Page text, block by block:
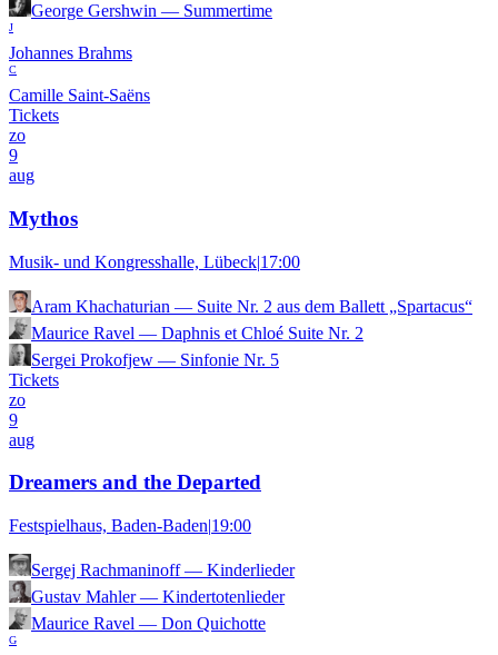
George Gershwin — Summertime
J
Johannes Brahms
C
Camille Saint-Saëns
Tickets
zo
9
aug
Mythos
Musik- und Kongresshalle, Lübeck|17:00
Aram Khachaturian — Suite Nr. 2 aus dem Ballett „Spartacus“
Maurice Ravel — Daphnis et Chloé Suite Nr. 2
Sergei Prokofjew — Sinfonie Nr. 5
Tickets
zo
9
aug
Dreamers and the Departed
Festspielhaus, Baden-Baden|19:00
Sergej Rachmaninoff— Kinderlieder
Gustav Mahler— Kindertotenlieder
Maurice Ravel — Don Quichotte
G